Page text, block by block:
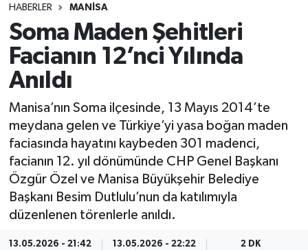
HABERLER MANISA
Soma Maden Şehitleri
Facianın 12’nci Yılında
Anıldı
Manisa’nın Soma ilçesinde, 13 Mayıs 2014’te
meydana gelen ve Türkiye’yi yasa boğan maden
faciasında hayatını kaybeden 301 madenci,
facianın 12. yıl dönümünde CHP Genel Başkanı
Özgür Özel ve Manisa Büyükşehir Belediye
Başkanı Besim Dutlulu’nun da katılımıyla
düzenlenen törenlerle anıldı.
13.05.2026 - 21:42 13.05.2026 - 22:22 2 DK
Tüm Manşetler
Son Dakika Haberleri
Haber Arşivi